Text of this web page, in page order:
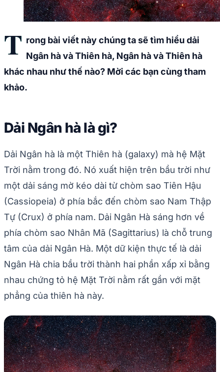
T rong bài viết này chúng ta sẽ tìm hiểu dải
Ngân hà và Thiên hà, Ngân hà và Thiên hà
khác nhau như thế nào? Mời các bạn cùng tham
khảo.
Dải Ngân hà là gì?
Dải Ngân hà là một Thiên hà (galaxy) mà hệ Mặt
Trời nằm trong đó. Nó xuất hiện trên bầu trời như
một dải sáng mờ kéo dài từ chòm sao Tiên Hậu
(Cassiopeia) ở phía bắc đến chòm sao Nam Thập
Tự (Crux) ở phía nam. Dải Ngân Hà sáng hơn về
phía chòm sao Nhân Mã (Sagittarius) là chỗ trung
tâm của dải Ngân Hà. Một dữ kiện thực tế là dải
Ngân Hà chia bầu trời thành hai phần xấp xỉ bằng
nhau chứng tỏ hệ Mặt Trời nằm rất gần với mặt
phẳng của thiên hà này.